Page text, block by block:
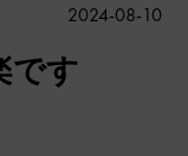
です
公
2024-08-10